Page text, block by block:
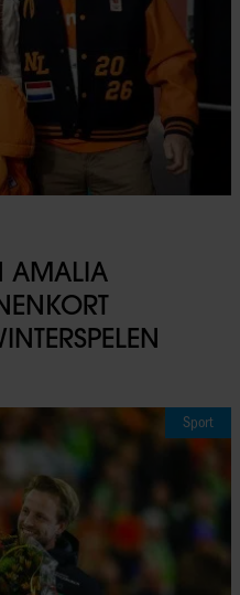
AMALIA
Sport